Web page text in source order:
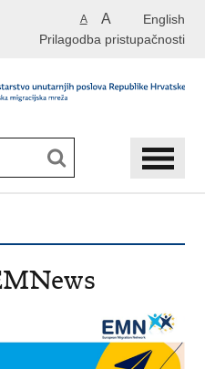
English
A A
Prilagodba pristupačnosti